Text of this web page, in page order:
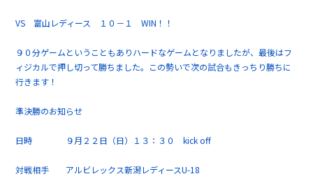
VS 富山レディース １０－１ WIN！！
９０分ゲームということもありハードなゲームとなりましたが、最後はフ
ィジカルで押し切って勝ちました。この勢いで次の試合もきっちり勝ちに
行きます！
準決勝のお知らせ
日時 ９月２２日（日）１３：３０ kick off
対戦相手 アルビレックス新潟レディースU-18